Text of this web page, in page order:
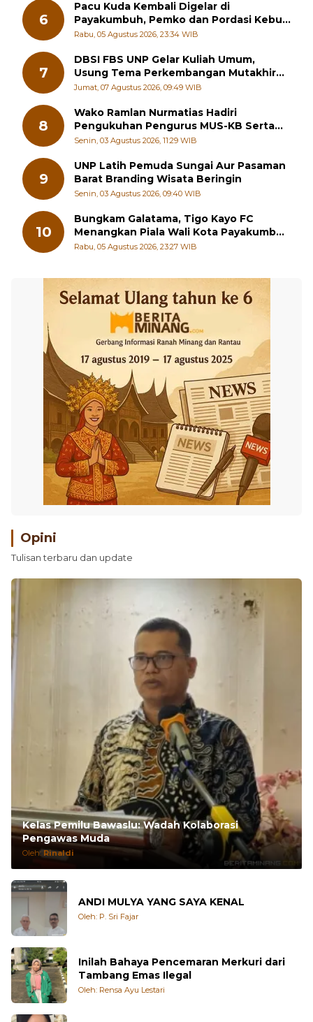
6
Pacu Kuda Kembali Digelar di
Payakumbuh, Pemko dan Pordasi Kebut
Persiapan!
Rabu, 05 Agustus 2026, 23:34 WIB
7
DBSI FBS UNP Gelar Kuliah Umum,
Usung Tema Perkembangan Mutakhir
Sastra Dunia
Jumat, 07 Agustus 2026, 09:49 WIB
8
Wako Ramlan Nurmatias Hadiri
Pengukuhan Pengurus MUS-KB Serta
LMKB Periode 2026-2031,
Senin, 03 Agustus 2026, 11:29 WIB
9
UNP Latih Pemuda Sungai Aur Pasaman
Barat Branding Wisata Beringin
Senin, 03 Agustus 2026, 09:40 WIB
10
Bungkam Galatama, Tigo Kayo FC
Menangkan Piala Wali Kota Payakumbuh
Cup 2026
Rabu, 05 Agustus 2026, 23:27 WIB
Opini
Tulisan terbaru dan update
Kelas Pemilu Bawaslu: Wadah Kolaborasi
Pengawas Muda
Oleh: Rinaldi
ANDI MULYA YANG SAYA KENAL
Oleh: P. Sri Fajar
Inilah Bahaya Pencemaran Merkuri dari
Tambang Emas Ilegal
Oleh: Rensa Ayu Lestari